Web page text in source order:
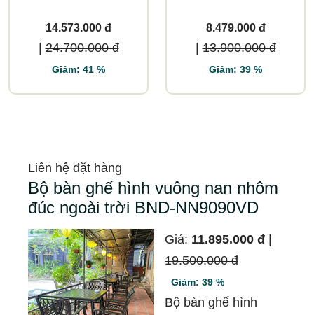
14.573.000 đ
| 24.700.000 đ
Giảm: 41 %
8.479.000 đ
| 13.900.000 đ
Giảm: 39 %
Liên hệ đặt hàng
Bộ bàn ghế hình vuông nan nhôm
đúc ngoài trời BND-NN9090VD
Giá: 11.895.000 đ |
19.500.000 đ
Giảm: 39 %
Bộ bàn ghế hình